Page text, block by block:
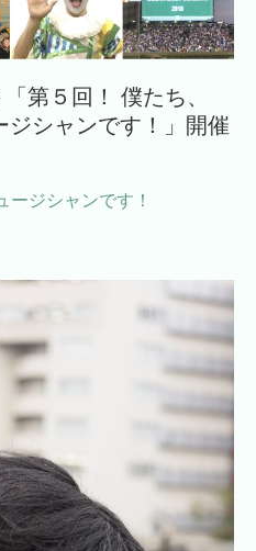
第５回！ 僕たち、
ジシャンです！」開催
ージシャンです！